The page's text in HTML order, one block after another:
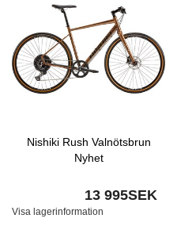
Nishiki Rush Valnötsbrun
Nyhet
13 995SEK
Visa lagerinformation